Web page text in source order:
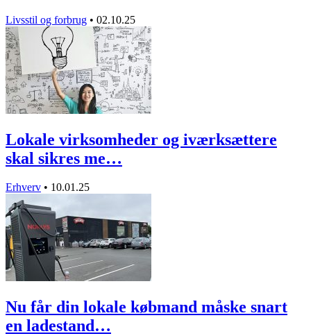
Livsstil og forbrug • 02.10.25
Lokale virksomheder og iværksættere
skal sikres me…
Erhverv • 10.01.25
Nu får din lokale købmand måske snart
en ladestand…